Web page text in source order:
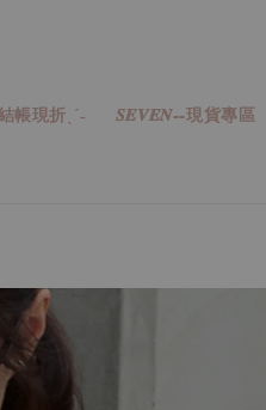
帳現折ˎˊ˗ 𝑺𝑬𝑽𝑬𝑵--現貨專區